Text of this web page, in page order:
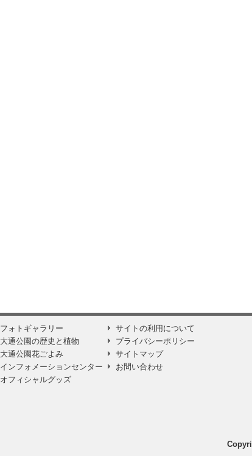
フォトギャラリー
大通公園の歴史と植物
大通公園花ごよみ
インフォメーションセンター
オフィシャルグッズ
サイトの利用について
プライバシーポリシー
サイトマップ
お問い合わせ